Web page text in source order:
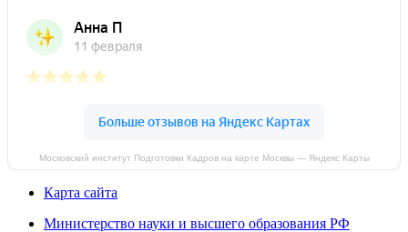
Московский институт Подготовки Кадров на карте Москвы — Яндекс Карты
Карта сайта
Министерство науки и высшего образования РФ